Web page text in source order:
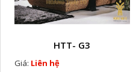
HTT- G3
Giá: Liên hệ